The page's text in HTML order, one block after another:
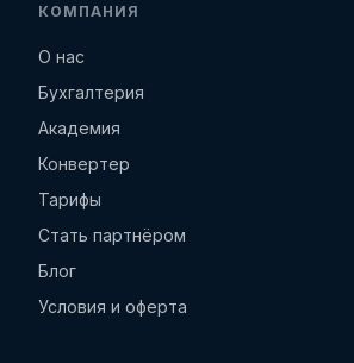
КОМПАНИЯ
О нас
Бухгалтерия
Академия
Конвертер
Тарифы
Стать партнёром
Блог
Условия и оферта